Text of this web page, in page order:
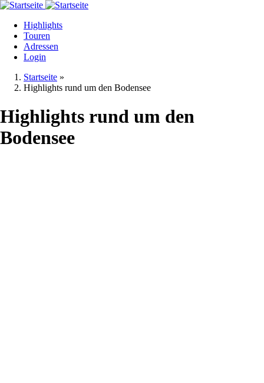
Direkt
Inhalt
Highlights
Touren
Adressen
Login
Startseite »
Highlights rund um den Bodensee
Highlights rund um den
Bodensee